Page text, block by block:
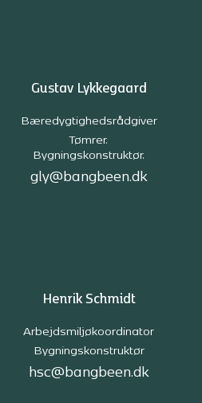
Gustav Lykkegaard
Bæredygtighedsrådgiver
Tømrer.
Bygningskonstruktør.
gly@bangbeen.dk
Henrik Schmidt
Arbejdsmiljøkoordinator
Bygningskonstruktør
hsc@bangbeen.dk